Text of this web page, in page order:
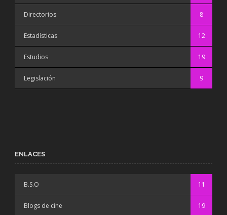
Directorios 8
Estadísticas 12
Estudios 19
Legislación 9
ENLACES
B.S.O 11
Blogs de cine 19